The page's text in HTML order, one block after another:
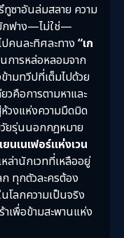
ซาอันล่มสลาย ความ
กฟาง—ไม่ใช่—
ปคนละทิศละทาง “เก
ารหล่อหลอมจาก
ามทวีปที่เต็มไปด้วย
วคือการตามหาและ
วงแห่งความมืดมิด
วัยรุ่นนอกกฎหมาย
ยนเนเฟอร์แห่งเวน
ล่านักเวทที่เหลืออยู่
ก ทุกตัวละครต้อง
โลกความเป็นจริง
าเพื่อข้ามสะพานแห่ง